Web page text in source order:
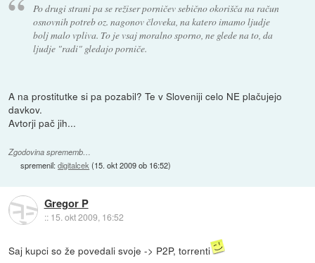
Po drugi strani pa se režiser porničev sebično okorišča na račun
osnovnih potreb oz. nagonov človeka, na katero imamo ljudje
bolj malo vpliva. To je vsaj moralno sporno, ne glede na to, da
ljudje "radi" gledajo porniče.
A na prostitutke si pa pozabil? Te v Sloveniji celo NE plačujejo
davkov.
Avtorji pač jih...
Zgodovina sprememb…
spremenil:digitalcek (15. okt 2009 ob 16:52)
Gregor P
:: 15. okt 2009, 16:52
Saj kupci so že povedali svoje -> P2P, torrenti